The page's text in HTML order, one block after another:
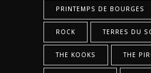
PRINTEMPS DE BOURGES
ROCK TERRES DU
THE KOOKS THE